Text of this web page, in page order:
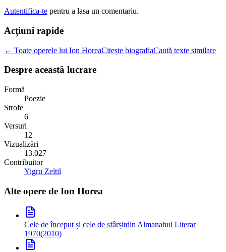
Autentifica-te pentru a lasa un comentariu.
Acțiuni rapide
← Toate operele lui Ion HoreaCitește biografiaCaută texte similare
Despre această lucrare
Formă
Poezie
Strofe
6
Versuri
12
Vizualizări
13.027
Contribuitor
Yigru Zeltil
Alte opere de Ion Horea
Cele de început și cele de sfârșitdin Almanahul Literar
1970(2010)